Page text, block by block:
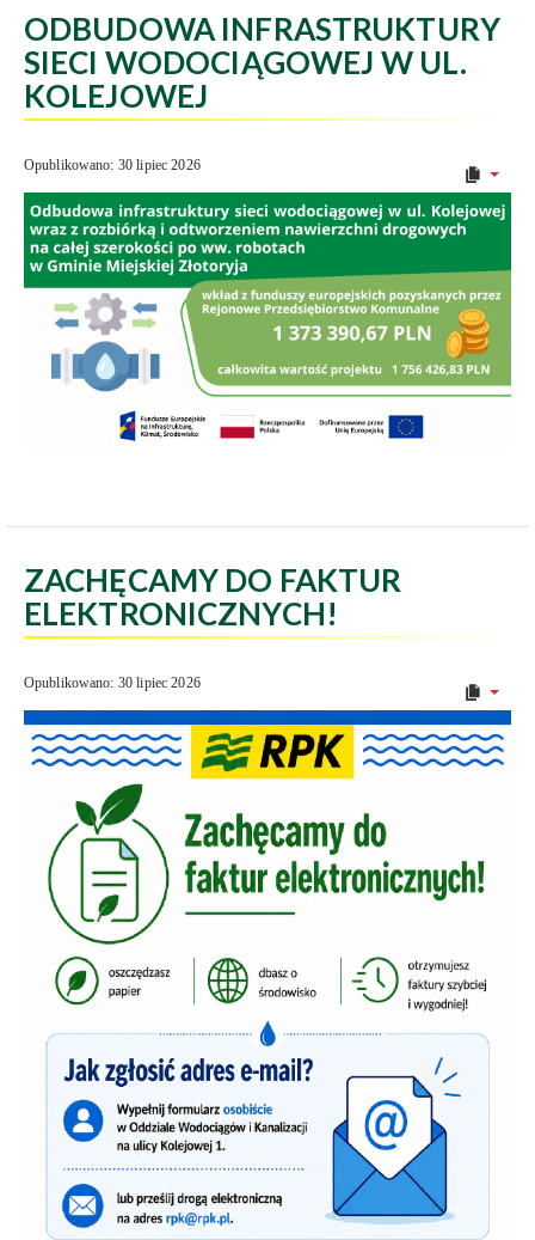
ODBUDOWA INFRASTRUKTURY
SIECI WODOCIĄGOWEJ W UL.
KOLEJOWEJ
Opublikowano: 30 lipiec 2026
ZACHĘCAMY DO FAKTUR
ELEKTRONICZNYCH!
Opublikowano: 30 lipiec 2026